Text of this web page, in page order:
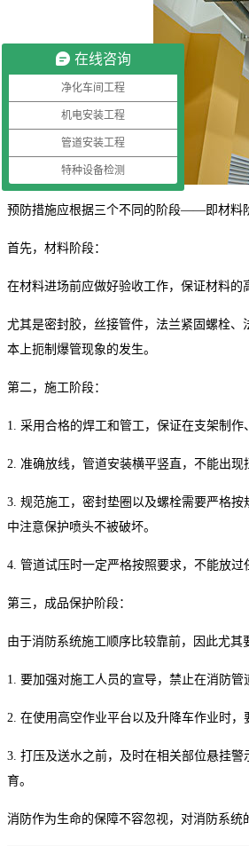
预防措施应根据三个不同的阶段——即材料
首先，材料阶段：
在材料进场前应做好验收工作，保证材料的
尤其是密封胶，丝接管件，法兰紧固螺栓
本上扼制爆管现象的发生。
第二，施工阶段：
1. 采用合格的焊工和管工，保证在支架制
2. 准确放线，管道安装横平竖直，不能出现
3. 规范施工，密封垫圈以及螺栓需要严格
中注意保护喷头不被破坏。
4. 管道试压时一定严格按照要求，不能放过
第三，成品保护阶段：
由于消防系统施工顺序比较靠前，因此尤其
1. 要加强对施工人员的宣导，禁止在消防管
2. 在使用高空作业平台以及升降车作业时，
3. 打压及送水之前，及时在相关部位悬挂
育。
消防作为生命的保障不容忽视，对消防系统
在线咨询
净化车间工程
机电安装工程
管道安装工程
特种设备检测